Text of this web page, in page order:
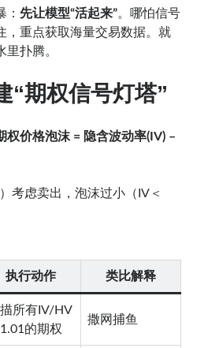
号
： 先让模型“活起来”。哪怕信号
，重点获取海量交易数据。就
扑腾。
“期权信号灯塔”
权价格泡沫 = 隐含波动率(IV) –
考虑卖出，泡沫过小（IV＜
执行动作 类比解释
所有IV/HV
1.01的期权
撒网捕鱼